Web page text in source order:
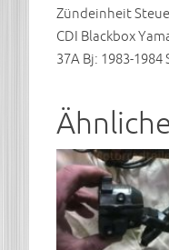
Zündeinheit
CDI Blackbox
37A Bj: 1983-